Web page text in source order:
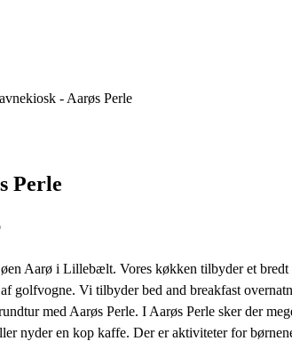
- Aarøs Perle
Perle
Aarø i Lillebælt. Vores køkken tilbyder et
golfvogne. Vi tilbyder bed and breakfast
med Aarøs Perle. I Aarøs Perle sker der
nyder en kop kaffe. Der er aktiviteter for